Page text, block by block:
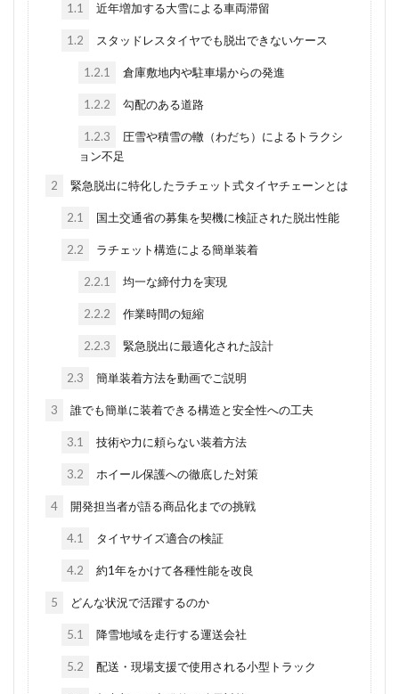
1.1 近年増加する大雪による車両滞留
1.2 スタッドレスタイヤでも脱出できないケース
1.2.1 倉庫敷地内や駐車場からの発進
1.2.2 勾配のある道路
1.2.3
圧雪や積雪の轍（わだち）によるトラクシ
ョン不足
2 緊急脱出に特化したラチェット式タイヤチェーンとは
2.1 国土交通省の募集を契機に検証された脱出性能
2.2 ラチェット構造による簡単装着
2.2.1 均一な締付力を実現
2.2.2 作業時間の短縮
2.2.3 緊急脱出に最適化された設計
2.3 簡単装着方法を動画でご説明
3 誰でも簡単に装着できる構造と安全性への工夫
3.1 技術や力に頼らない装着方法
3.2 ホイール保護への徹底した対策
4 開発担当者が語る商品化までの挑戦
4.1 タイヤサイズ適合の検証
4.2 約1年をかけて各種性能を改良
5 どんな状況で活躍するのか
5.1 降雪地域を走行する運送会社
5.2 配送・現場支援で使用される小型トラック